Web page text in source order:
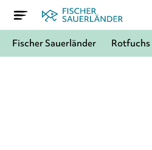
Fischer Sauerländer Rotfuchs